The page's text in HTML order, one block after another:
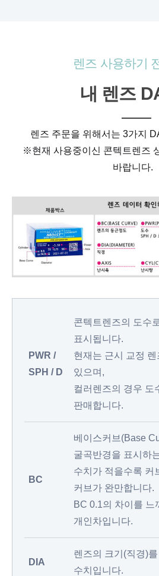
렌즈 사용하기
내 렌즈
렌즈 주문을 위해서는 3가지
※현재 사용중이신 콘텍트렌즈
바랍니다.
PWR /
SPH / D
콘텍트렌즈의 도수
표시됩니다.
현재는 근시 교정
있으며,
컬러렌즈의 경우 도
판매합니다.
BC
베이스커브(Base
굴곡반경을 표시하
수치가 적을수록 커
커브가 완만합니다.
BC 0.1의 차이를 느
개인차입니다.
DIA
렌즈의 크기(직경)
수치입니다.